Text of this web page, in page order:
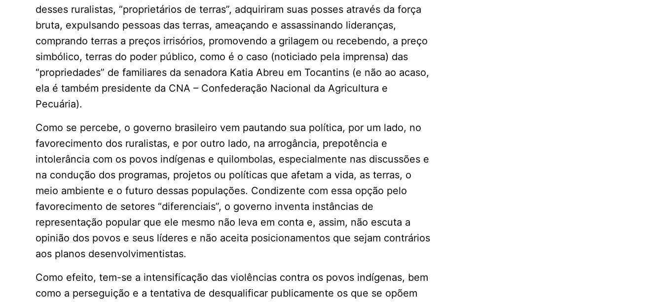
desses ruralistas, “proprietários de terras”, adquiriram suas posses através da força
bruta, expulsando pessoas das terras, ameaçando e assassinando lideranças,
comprando terras a preços irrisórios, promovendo a grilagem ou recebendo, a preço
simbólico, terras do poder público, como é o caso (noticiado pela imprensa) das
“propriedades” de familiares da senadora Katia Abreu em Tocantins (e não ao acaso,
ela é também presidente da CNA – Confederação Nacional da Agricultura e
Pecuária).
Como se percebe, o governo brasileiro vem pautando sua política, por um lado, no
favorecimento dos ruralistas, e por outro lado, na arrogância, prepotência e
intolerância com os povos indígenas e quilombolas, especialmente nas discussões e
na condução dos programas, projetos ou políticas que afetam a vida, as terras, o
meio ambiente e o futuro dessas populações. Condizente com essa opção pelo
favorecimento de setores “diferenciais”, o governo inventa instâncias de
representação popular que ele mesmo não leva em conta e, assim, não escuta a
opinião dos povos e seus líderes e não aceita posicionamentos que sejam contrários
aos planos desenvolvimentistas.
Como efeito, tem-se a intensificação das violências contra os povos indígenas, bem
como a perseguição e a tentativa de desqualificar publicamente os que se opõem